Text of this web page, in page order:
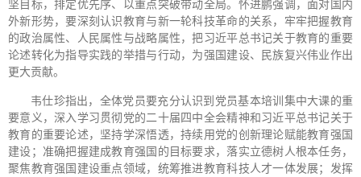
坚目标，排定优先序、以重点突破带动全局。怀进鹏强调，面对国内
外新形势，要深刻认识教育与新一轮科技革命的关系，牢牢把握教育
的政治属性、人民属性与战略属性，把习近平总书记关于教育的重要
论述转化为指导实践的举措与行动，为强国建设、民族复兴伟业作出
更大贡献。
韦仕珍指出，全体党员要充分认识到党员基本培训集中大课的重
要意义，深入学习贯彻党的二十届四中全会精神和习近平总书记关于
教育的重要论述，坚持学深悟透，持续用党的创新理论赋能教育强国
建设；准确把握建成教育强国的目标要求，落实立德树人根本任务，
聚焦教育强国建设重点领域，统筹推进教育科技人才一体发展；发挥